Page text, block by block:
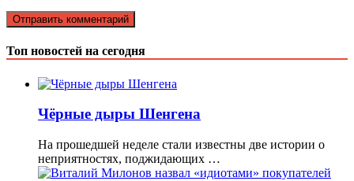
Топ новостей на сегодня
Чёрные дыры Шенгена
На прошедшей неделе стали известны две истории о
неприятностях, поджидающих …